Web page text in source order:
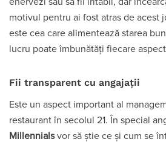
motivul pentru ai fost atras de acest
este cea care alimentează starea
lucru poate îmbunătăți fiecare
Fii transparent cu angajații
Este un aspect important al
restaurant în secolul 21. În special
Millennialsvor să știe ce și cum se